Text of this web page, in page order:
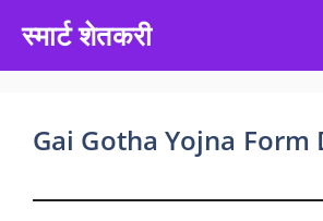
content
स्मार्ट शेतकरी
Gai Gotha Yojna Form